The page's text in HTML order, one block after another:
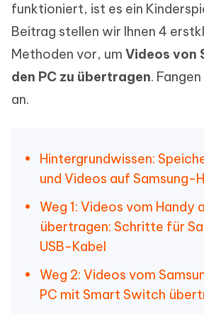
funktioniert, ist es ein
Beitrag stellen wir Ihnen 4
Methoden vor, um Videos von
den PC zu übertragen.
an.
Hintergrundwissen:
und Videos auf Samsung-
Weg 1: Videos vom Handy
übertragen: Schritte für
USB-Kabel
Weg 2: Videos vom
PC mit Smart Switch